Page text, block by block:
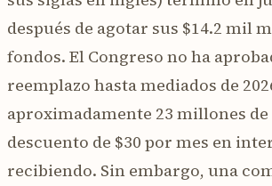
después de agotar sus $14.2 mil
fondos. El Congreso no ha
reemplazo hasta mediados de
aproximadamente 23 millones
descuento de $30 por mes en
recibiendo. Sin embargo, una